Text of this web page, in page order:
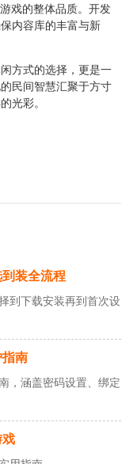
戏的整体品质。开发
内容库的丰富与新
方式的选择，更是一
民间智慧汇聚于方寸
光彩。
装全流程
到下载安装再到首次设
南
，涵盖密码设置、绑定
戏